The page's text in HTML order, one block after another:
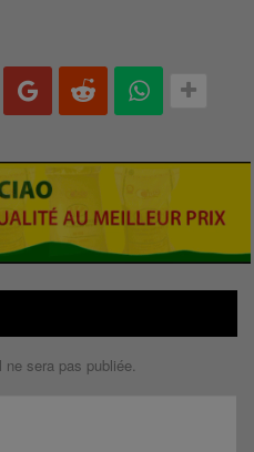
sera pas publiée.